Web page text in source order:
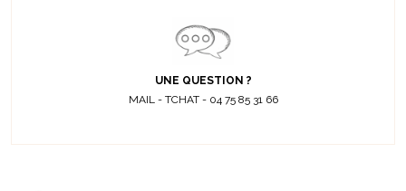
UNE QUESTION ?
MAIL - TCHAT - 04 75 85 31 66